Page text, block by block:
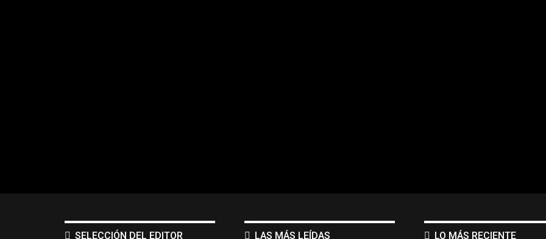
SELECCIÓN DEL EDITOR LAS MÁS LEÍDAS LO MÁS RECIENTE